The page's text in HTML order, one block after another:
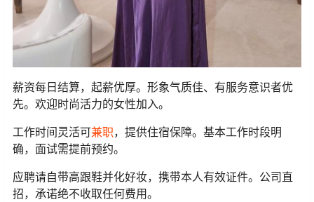
薪资每日结算，起薪优厚。形象气质佳、有服务意识者优
先。欢迎时尚活力的女性加入。
工作时间灵活可兼职，提供住宿保障。基本工作时段明
确，面试需提前预约。
应聘请自带高跟鞋并化好妆，携带本人有效证件。公司直
招，承诺绝不收取任何费用。